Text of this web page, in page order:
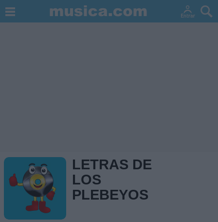
LETRAS DE
LOS
PLEBEYOS